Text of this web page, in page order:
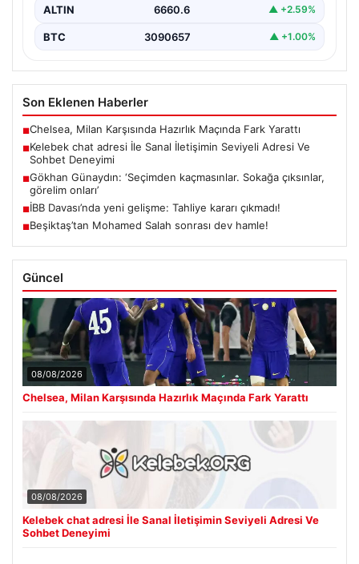
ALTIN 6660.6 ▲ +2.59%
BTC 3090657 ▲ +1.00%
Son Eklenen Haberler
■Chelsea, Milan Karşısında Hazırlık Maçında Fark Yarattı
■Kelebek chat adresi İle Sanal İletişimin Seviyeli Adresi Ve
Sohbet Deneyimi
■Gökhan Günaydın: ‘Seçimden kaçmasınlar. Sokağa çıksınlar,
görelim onları’
■İBB Davası’nda yeni gelişme: Tahliye kararı çıkmadı!
■Beşiktaş’tan Mohamed Salah sonrası dev hamle!
Güncel
08/08/2026
Chelsea, Milan Karşısında Hazırlık Maçında Fark Yarattı
08/08/2026
Kelebek chat adresi İle Sanal İletişimin Seviyeli Adresi Ve
Sohbet Deneyimi